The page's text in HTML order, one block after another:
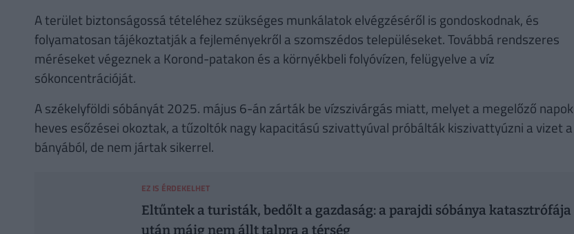
A terület biztonságossá tételéhez szükséges munkálatok elvégzéséről is gondoskodnak, és
folyamatosan tájékoztatják a fejleményekről a szomszédos településeket. Továbbá rendszeres
méréseket végeznek a Korond-patakon és a környékbeli folyóvízen, felügyelve a víz
sókoncentrációját.
A székelyföldi sóbányát 2025. május 6-án zárták be vízszivárgás miatt, melyet a megelőző napok
heves esőzései okoztak, a tűzoltók nagy kapacitású szivattyúval próbálták kiszivattyúzni a vizet a
bányából, de nem jártak sikerrel.
EZ IS ÉRDEKELHET
Eltűntek a turisták, bedőlt a gazdaság: a parajdi sóbánya katasztrófája
után máig nem állt talpra a térség